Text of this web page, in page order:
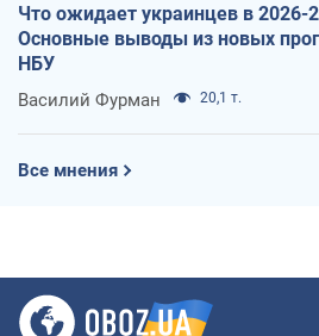
Что ожидает украинцев в 2026-
Основные выводы из новых
НБУ
Василий Фурман 20,1 т.
Все мнения